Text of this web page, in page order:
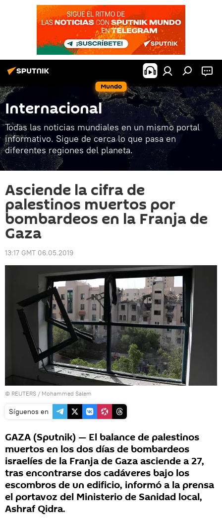
Mundo
Internacional
Todas las noticias mundiales en un mismo portal
informativo. Sigue de cerca lo que pasa en
diferentes regiones del planeta.
Asciende la cifra de
palestinos muertos por
bombardeos en la Franja de
Gaza
13:17 GMT 06.05.2019
© REUTERS / Mohammed Salem
Síguenos en
GAZA (Sputnik) — El balance de palestinos
muertos en los dos días de bombardeos
israelíes de la Franja de Gaza asciende a 27,
tras encontrarse dos cadáveres bajo los
escombros de un edificio, informó a la prensa
el portavoz del Ministerio de Sanidad local,
Ashraf Qidra.